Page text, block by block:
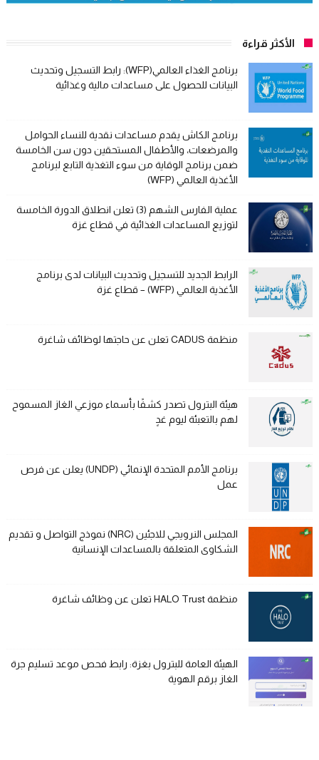
الأكثر قراءة
برنامج الغذاء العالمي(WFP): رابط التسجيل وتحديث
البيانات للحصول على مساعدات مالية وغذائية
برنامج الكاش يقدم مساعدات نقدية للنساء الحوامل
والمرضعات، والأطفال المستحقين دون سن الخامسة
ضمن برنامج الوقاية من سوء التغذية التابع لبرنامج
الأغذية العالمي (WFP)
عملية الفارس الشهم (3) تعلن انطلاق الدورة الخامسة
لتوزيع المساعدات الغذائية في قطاع غزة
الرابط الجديد للتسجيل وتحديث البيانات لدى برنامج
الأغذية العالمي (WFP) – قطاع غزة
منظمة CADUS تعلن عن حاجتها لوظائف شاغرة
هيئة البترول تصدر كشفًا بأسماء موزعي الغاز المسموح
لهم بالتعبئة ليوم غدٍ
برنامج الأمم المتحدة الإنمائي (UNDP) يعلن عن فرص
عمل
المجلس النرويجي للاجئين (NRC) نموذج التواصل و تقديم
الشكاوى المتعلقة بالمساعدات الإنسانية
منظمة HALO Trust تعلن عن وظائف شاغرة
الهيئة العامة للبترول بغزة: رابط فحص موعد تسليم جرة
الغاز برقم الهوية